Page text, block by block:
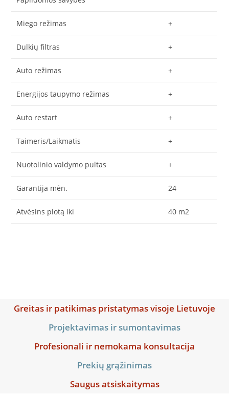
Miego režimas +
Dulkių filtras +
Auto režimas +
Energijos taupymo režimas +
Auto restart +
Taimeris/Laikmatis +
Nuotolinio valdymo pultas +
Garantija mėn. 24
Atvėsins plotą iki 40 m2
Greitas ir patikimas pristatymas visoje Lietuvoje
Projektavimas ir sumontavimas
Profesionali ir nemokama konsultacija
Prekių grąžinimas
Saugus atsiskaitymas